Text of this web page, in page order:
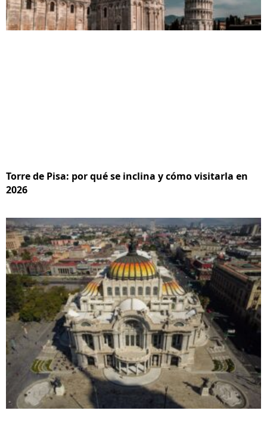
Torre de Pisa: por qué se inclina y cómo visitarla en
2026